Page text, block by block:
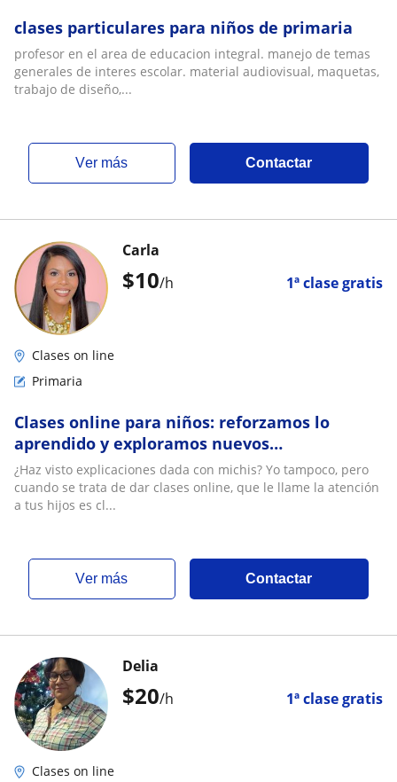
clases particulares para niños de primaria
profesor en el area de educacion integral. manejo de temas
generales de interes escolar. material audiovisual, maquetas,
trabajo de diseño,...
ver más Contactar
$10/h 1ª clase gratis
Carla
Clases on line
Primaria
Clases online para niños: reforzamos lo
aprendido y exploramos nuevos
conocimientos con cariño y estructura
¿Haz visto explicaciones dada con michis? Yo tampoco, pero
cuando se trata de dar clases online, que le llame la atención
a tus hijos es cl...
ver más Contactar
$20/h 1ª clase gratis
Delia
Clases on line